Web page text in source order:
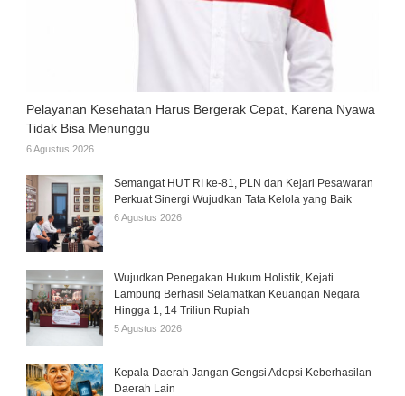
Pelayanan Kesehatan Harus Bergerak Cepat, Karena Nyawa
Tidak Bisa Menunggu
6 Agustus 2026
Semangat HUT RI ke-81, PLN dan Kejari Pesawaran
Perkuat Sinergi Wujudkan Tata Kelola yang Baik
6 Agustus 2026
Wujudkan Penegakan Hukum Holistik, Kejati
Lampung Berhasil Selamatkan Keuangan Negara
Hingga 1, 14 Triliun Rupiah
5 Agustus 2026
Kepala Daerah Jangan Gengsi Adopsi Keberhasilan
Daerah Lain